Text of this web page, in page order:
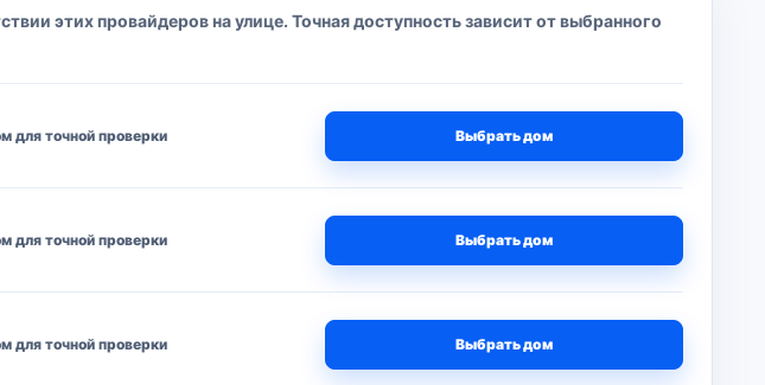
этих провайдеров на улице. Точная доступность зависит от выбранного
для точной проверки Выбрать дом
для точной проверки Выбрать дом
для точной проверки Выбрать дом